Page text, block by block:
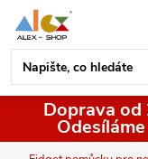
obsah
Doprava od